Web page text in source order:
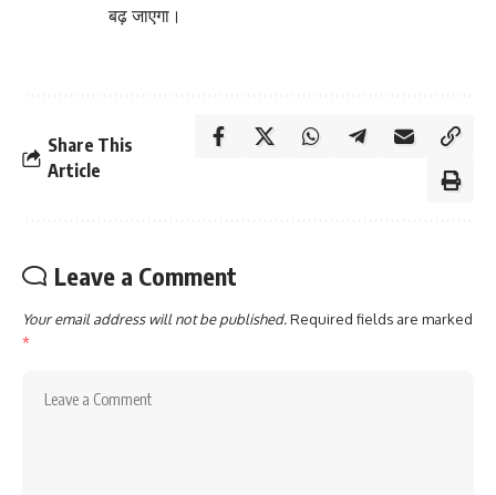
बढ़ जाएगा।
Share This
Article
Leave a Comment
Your email address will not be published.Required fields are marked
*